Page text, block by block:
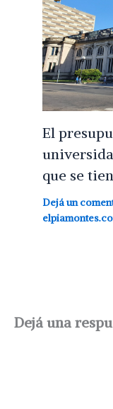
El
que se
Dejá un
Dejá una